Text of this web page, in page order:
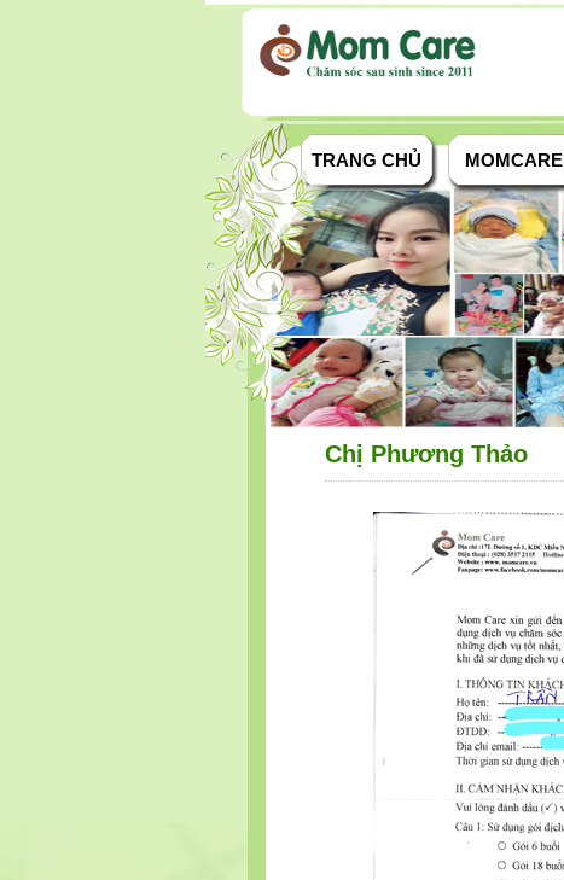
TRANG CHỦ MOMCARE
Chị Phương Thảo